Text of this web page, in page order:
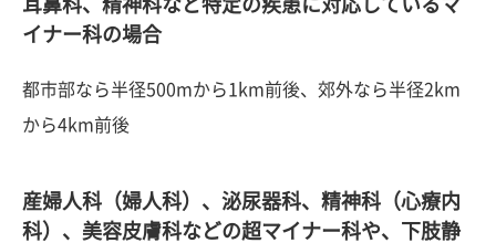
耳鼻科、精神科など特定の疾患に対応しているマ
イナー科の場合
都市部なら半径500mから1km前後、郊外なら半径2km
から4km前後
産婦人科（婦人科）、泌尿器科、精神科（心療内
科）、美容皮膚科などの超マイナー科や、下肢静